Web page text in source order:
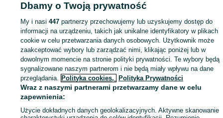
Zaloguj się lub załóż konto na OLX, aby skontaktować się z
sprzedającym
Zaloguj się / Załóż konto
Zadzwoń / SMS Wyślij wiadomość
Dbamy o Twoją prywatność
My i nasi447 partnerzy przechowujemy lub uzyskujemy dostęp do
informacji na urządzeniu, takich jak unikalne identyfikatory w plikach
cookie w celu przetwarzania danych osobowych. Użytkownik może
zaakceptować wybory lub zarządzać nimi, klikając poniżej lub w
dowolnym momencie na stronie polityki prywatności. Te wybory będą
sygnalizowane naszym partnerom i nie będą miały wpływu na dane
przeglądania. Polityka cookies, Polityka Prywatności
Wraz z naszymi partnerami przetwarzamy dane w celu
zapewnienia:
Użycie dokładnych danych geolokalizacyjnych. Aktywne skanowanie